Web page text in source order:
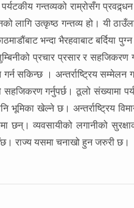
गन्तव्यको राम्रोसँग
लागि उत्कृष्ठ गन्तव्य हो। यी
भन्दा भैरहवाबाट बर्दिया
प्रचार प्रसार र
सकिन्छ । अन्तर्राष्ट्रिय सम्मेलन
गर्नुपर्छ। ठूलो संख्यामा
भूमिका खेल्ने छ। अन्तर्राष्ट्रिय
व्यवसायीको लगानीको
राज्य यसमा चनाखो हुन जरुरी छ।